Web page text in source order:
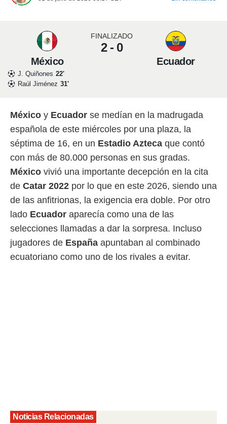
de
cookies
aceptar
sitio
te
Puedes
México
FINALIZADO
2 - 0
Ecuador
J. Quiñones 22'
Raúl Jiménez 31'
México y Ecuador se medían en la madrugada
española de este miércoles por una plaza, la
séptima de 16, en un Estadio Azteca que contó
con más de 80.000 personas en sus gradas.
México vivió una importante decepción en la cita
de Catar 2022 por lo que en este 2026, siendo una
de las anfitrionas, la exigencia era doble. Por otro
lado Ecuador aparecía como una de las
selecciones llamadas a dar la sorpresa. Incluso
jugadores de España apuntaban al combinado
ecuatoriano como uno de los rivales a evitar.
Noticias Relacionadas